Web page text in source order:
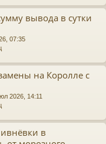
вывода в сутки
07:35
на Королле с
2026, 14:11
в